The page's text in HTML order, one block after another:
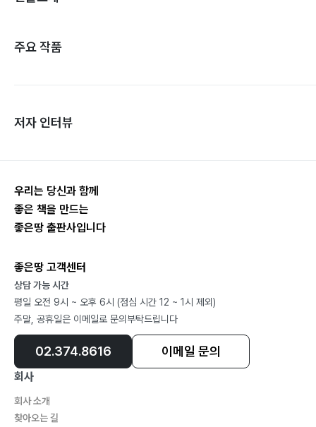
주요 작품
저자 인터뷰
우리는 당신과 함께
좋은 책을 만드는
좋은땅 출판사입니다
좋은땅 고객센터
상담 가능 시간
평일 오전 9시 ~ 오후 6시 (점심 시간 12 ~ 1시 제외)
주말, 공휴일은 이메일로 문의부탁드립니다
02.374.8616 이메일 문의
회사
회사 소개
찾아오는 길